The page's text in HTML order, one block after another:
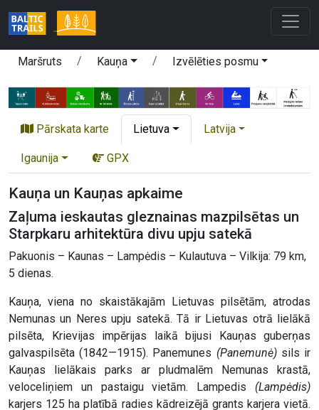
Maršruts Kauņa Izvēlēties posmu
Pārskata karte Lietuva Latvija
Igaunija GPX
Kauņa un Kauņas apkaime
Zaļuma ieskautas gleznainas mazpilsētas un
Starpkaru arhitektūra divu upju satekā
Pakuonis – Kaunas – Lampėdis – Kulautuva – Vilkija: 79 km,
5 dienas.
Kauņa, viena no skaistākajām Lietuvas pilsētām, atrodas
Nemunas un Neres upju satekā. Tā ir Lietuvas otrā lielākā
pilsēta, Krievijas impērijas laikā bijusi Kauņas guberņas
galvaspilsēta (1842—1915). Panemunes (Panemunė)sils ir
Kauņas lielākais parks ar pludmalēm Nemunas krastā,
veloceliņiem un pastaigu vietām. Lampedis (Lampėdis)
karjers 125 ha platībā radies kādreizējā grants karjera vietā.